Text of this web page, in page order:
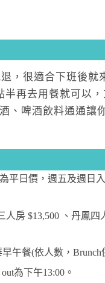
，很適合下班後
再去用餐就可以
、啤酒飲料通通讓
平日價，週五及週日
房 $13,500 、丹鳳四
午餐(依人數，Brunch
為下午13:00。